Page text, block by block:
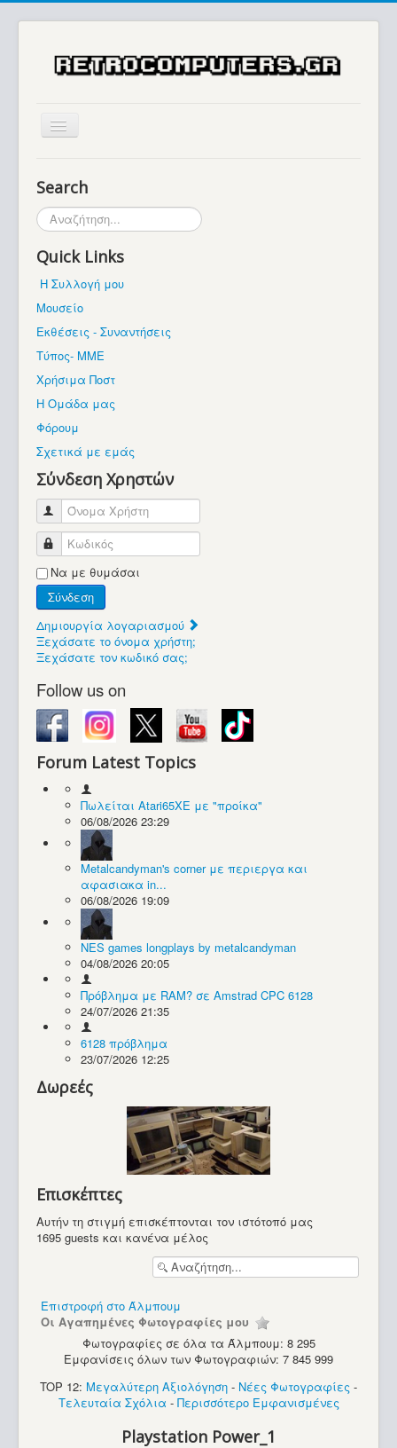
Μουσείο
Βρίσκεστε εδώ:
Συλλογές / Projects
Υπολογιστές
Search
Αναζήτηση...
Quick Links
Η Συλλογή μου
Μουσείο
Εκθέσεις - Συναντήσεις
Τύπος- ΜΜΕ
Χρήσιμα Ποστ
Η Ομάδα μας
Φόρουμ
Σχετικά με εμάς
Σύνδεση Χρηστών
Όνομα Χρήστη
Κωδικός
Να με θυμάσαι
Σύνδεση
Δημιουργία λογαριασμού
Ξεχάσατε το όνομα χρήστη;
Ξεχάσατε τον κωδικό σας;
Follow us on
Forum Latest Topics
Πωλείται Atari65XE με "προίκα"
06/08/2026 23:29
Metalcandyman's corner με περιεργα και
αφασιακα in...
06/08/2026 19:09
NES games longplays by metalcandyman
04/08/2026 20:05
Πρόβλημα με RAM? σε Amstrad CPC 6128
24/07/2026 21:35
6128 πρόβλημα
23/07/2026 12:25
Δωρεές
Επισκέπτες
Αυτήν τη στιγμή επισκέπτονται τον ιστότοπό μας
1695 guests και κανένα μέλος
Επιστροφή στο Άλμπουμ
Οι Αγαπημένες Φωτογραφίες μου
Φωτογραφίες σε όλα τα Άλμπουμ: 8 295
Εμφανίσεις όλων των Φωτογραφιών: 7 845 999
TOP 12: Μεγαλύτερη Αξιολόγηση - Νέες Φωτογραφίες -
Τελευταία Σχόλια - Περισσότερο Εμφανισμένες
Playstation Power_1